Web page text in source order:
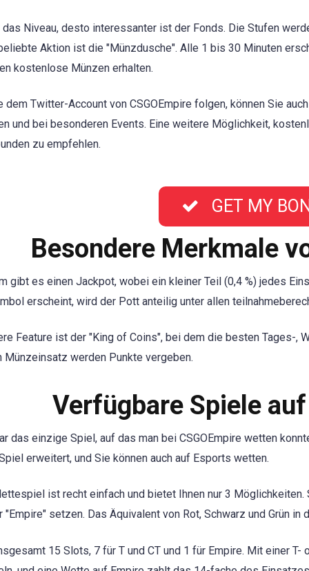
das Niveau, desto interessanter ist der Fonds. Die Stufen
Aktion ist die "Münzdusche". Alle 1 bis 30 Minuten
kostenlose Münzen erhalten.
dem Twitter-Account von CSGOEmpire folgen, können Sie
und bei besonderen Events. Eine weitere Möglichkeit,
zu empfehlen.
GET MY
Besondere Merkmale
gibt es einen Jackpot, wobei ein kleiner Teil (0,4 %) jedes
erscheint, wird der Pott anteilig unter allen
Feature ist der "King of Coins", bei dem die besten Tages-,
Münzeinsatz werden Punkte vergeben.
Verfügbare Spiele
das einzige Spiel, auf das man bei CSGOEmpire wetten
erweitert, und Sie können auch auf Esports wetten.
ist recht einfach und bietet Ihnen nur 3 Möglichkeiten.
"Empire" setzen. Das Äquivalent von Rot, Schwarz und Grün in
15 Slots, 7 für T und CT und 1 für Empire. Mit einer T-